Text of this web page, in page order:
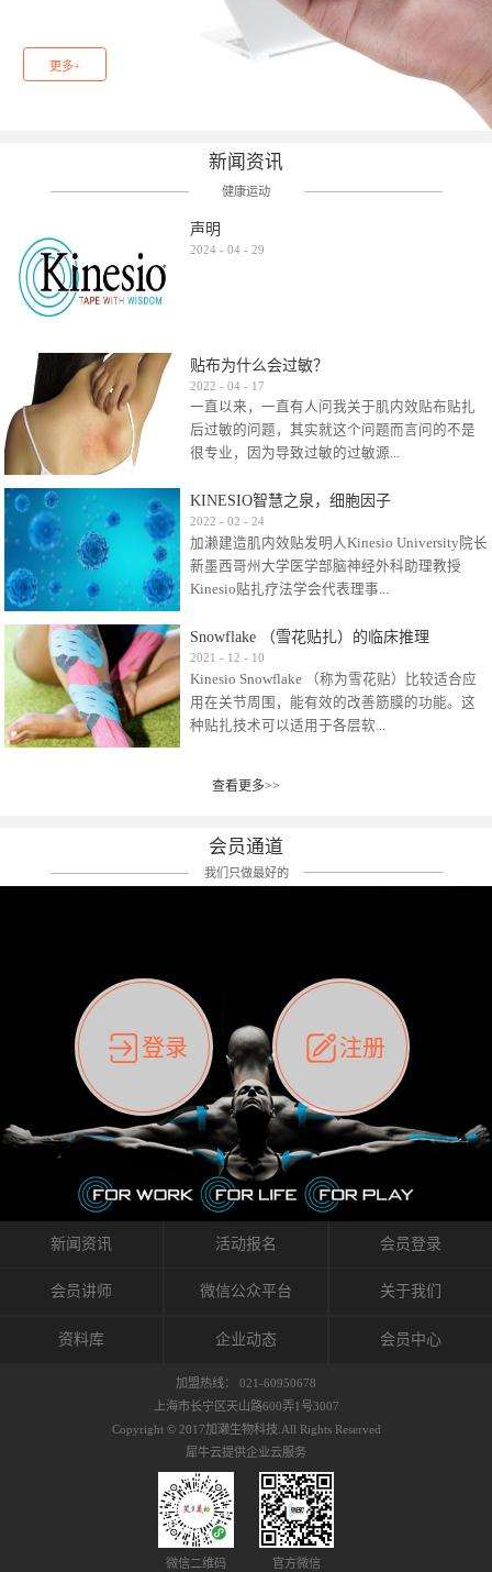
更多+
新闻资讯
健康运动
声明
2024 - 04 - 29
贴布为什么会过敏？
2022 - 04 - 17
一直以来，一直有人问我关于肌内效贴布贴扎
后过敏的问题，其实就这个问题而言问的不是
很专业，因为导致过敏的过敏源...
很多，比如试穿件衣服有时都会过敏，特定条
件下吃东西有时也会过敏，难道不吃不穿了？
其他品牌的在此我们不予评价，就KINESIO肌内
效贴布来说，40多年的研究开发制造肌内效贴
比如我本人，几乎天天接触KINESIO肌内效，无
论从皮肤适应性还是本人皮肤本身就不属于不
易过敏的那种，基本不会有过敏瘙痒的情况。
但是，当身体不适、休息不好、持续紧张等特
殊因素的影响下，有时还是会出现瘙痒过敏的
前后后居家近30天左右，感觉日子都日夜颠倒
痛影响走路。当天疼痛部贴了EDF和胃十字，膝
关节贴了半月板贴布。第2天第12肋部的EDF和
消失，贴布也没有出现进一步瘙痒过敏。而膝
关节的半月板贴布张力用的100%，但自始至终
它都很坚强的贴着，没有出现过任何瘙痒的迹
象。不同的条件下，同一个身体，不同的部位
皮肤的敏感度也有不同。因此我们KINESIO要做
的，是在研发生产过程中竭尽全力的降低致敏
性，减少贴布本身带来的致敏率。那到底是什
么原因引起的过敏瘙痒呢？我整理了以下内容
仅供大家参考，希望能给予大家帮助。首先我
们分析解剖下过敏的原因，然后简说一下
KINESIO贴布贴扎后预防应对。我把导致过敏的
原因，简单分为外因和内因。外因1，贴布贴布
括：1）面料的伸展率、回缩率、纤维的刺激
能会给皮肤带来过度的刺激，从而引起过敏瘙
KINESIO智慧之泉，细胞因子
2022 - 02 - 24
加濑建造肌内效贴发明人Kinesio University院长
新墨西哥州大学医学部脑神经外科助理教授
Kinesio贴扎疗法学会代表理事...
Kinesio Taping Association International
（KTAI）名誉会长 身体具有免疫、疼痛、细胞
破坏、发热、修复、增殖、再生等自然愈合能
力。 多作为细胞因子存在于皮肤表皮、真皮、
扎疗法）的效果是通过创造一个环境，使每种
以激发身体的自然愈合能力。 通常，药物会削
弱细胞因子的作用，单方面还会引起副作用的
症状。 与此相比，Kinesio肌内效贴创造了细
的控制仍有许多未知。 细胞因子是一种酵素，
各种各样的酵素起着适当的作用，为细胞创造
了适合居住的环境。 在现代医学上，这种细胞
因子是一种酶的观点往往被否定，但在体内有
有毒细菌和无毒细菌，它们起着保持身体平衡
的作用。 Kinesio肌内效贴不像药物那样在短时
间内表现出症状，而是通过花费时间创造一个
对身体没有伤害（副作用等）的环境来减轻症
状。 但是，由于营养、精神、运动的平衡被破
坏，各种细胞就会发生病态变化。 在一定的状
态下，细胞因子会自动捕捉异常，并在细胞之
间传递适当的修复信息。可以收集各自所需的
因子级联；细胞因子的连锁反应）。 如果这种
者甚至提供不需要的物质。 因此，身体所需的
自然愈合能力不仅不能发挥作用，反而会造成
恶化的环境。Kinesio肌内效贴的作用，就是解
决这些问题。 KinesioTaping ® （Kinesio贴扎
疗法）的概念是空（空间），动（流动），冷
（抑制热的上升），为了实现这些，贴布的质
作出来。 特别地，Kinesio Medical
Tappling®（Kinesio医疗贴扎）通过从皮肤表面
长时间给予适...
Snowflake （雪花贴扎）的临床推理
2021 - 12 - 10
Kinesio Snowflake （称为雪花贴）比较适合应
用在关节周围，能有效的改善筋膜的功能。这
种贴扎技术可以适用于各层软...
组织:肌肉，肌腱，韧带（主要围绕有问题的关
状，而是指贴布本身很重量，以及贴布刺激的
类型。贴布的应用充分利用了体内由间质液组
成的自然流体力学的流体层。这种轻微的刺激
间，还可以在单片贴布上提供支持和深度刺
激。通过对间质液的适当控制，可以连接皮下
筋膜，对关节进行非常轻柔的刺激，增加患部
的治疗区域。 snowflake“雪花”贴布不会妨碍皮
肤上下左右运动，有效的辅助修复关节周围组
织的筋膜。它可以作用于关节或肌肉表面，释
放压力，刺激深层筋膜。“雪花”贴扎疗法是一
种可以改变肌肉、筋膜和间质液之间自然流动
关系的方法。 间质液间质被称为人体的新器
官。研究人员认为，整个身体的网络是由坚韧
且柔软的蛋白质结构所支撑的相互连接的充满
流体的空间构成的。如果作为脏器，这是人体
最大的脏器，约占体重的20%（相比之下，皮
内流通，有助于细胞的再生和恢复。“1”“雪花”
周围进行轻柔的刺激，改善受影响的关节和肌
到辅助修复损伤组织的作用。对组织的营养供
膜，韧带和关节周围皮下组织的关节囊。 流
体力学理论加濑博士-Kinesio肌内效贴布的发明
人流体力学理论是以对日常生活产生反复影响
的纤细筋膜的性质为焦点。 筋膜容易受到外部
查看更多>>
会员通道
我们只做最好的
登录 注册
新闻资讯 活动报名 会员登录
会员讲师 微信公众平台 关于我们
资料库 企业动态 会员中心
加盟热线： 021-60950678
上海市长宁区天山路600弄1号3007
Copyright © 2017加濑生物科技.All Rights Reserved
犀牛云提供企业云服务
微信二维码 官方微信